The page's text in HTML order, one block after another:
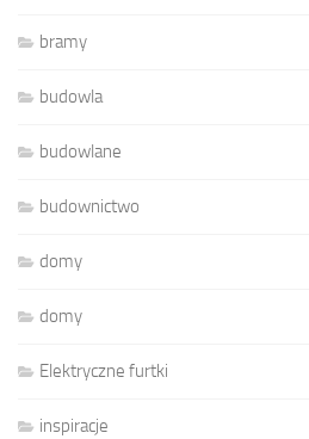
bramy
budowla
budowlane
budownictwo
domy
domy
Elektryczne furtki
inspiracje